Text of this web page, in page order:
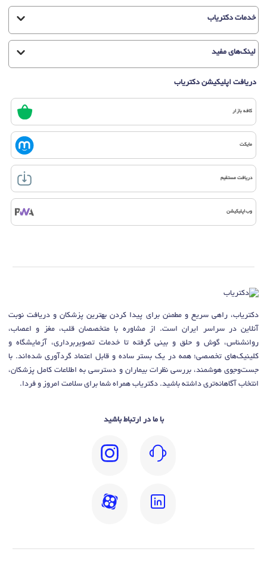
خدمات دکتریاب
لینک‌های مفید
دریافت اپلیکیشن دکتریاب
کافه بازار
مایکت
دریافت مستقیم
وب‌اپلیکیشن
دکتریاب، راهی سریع و مطمئن برای پیدا کردن بهترین پزشکان و دریافت نوبت
آنلاین در سراسر ایران است. از مشاوره با متخصصان قلب، مغز و اعصاب،
روانشناس، گوش و حلق و بینی گرفته تا خدمات تصویربرداری، آزمایشگاه و
کلینیک‌های تخصصی؛ همه در یک بستر ساده و قابل اعتماد گردآوری شده‌اند. با
جست‌وجوی هوشمند، بررسی نظرات بیماران و دسترسی به اطلاعات کامل پزشکان،
انتخاب آگاهانه‌تری داشته باشید. دکتریاب همراه شما برای سلامت امروز و فردا.
با ما در ارتباط باشید